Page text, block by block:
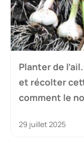
Planter de
et récolter
comment le
29 juillet 2025